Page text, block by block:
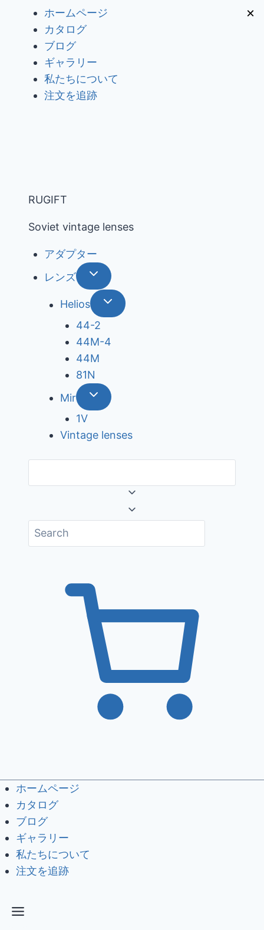
ホームページ
カタログ
ブログ
ギャラリー
私たちについて
注文を追跡
RUGIFT
Soviet vintage lenses
アダプター
レンズ
Helios
44-2
44М-4
44М
81N
Mir
1V
Vintage lenses
ホームページ
カタログ
ブログ
ギャラリー
私たちについて
注文を追跡
×